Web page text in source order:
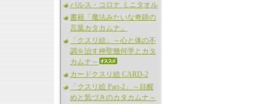
バルス・コロナ ミニタオル
書籍「魔法みたいな奇跡の
言葉カタカムナ」
「クスリ絵」～心と体の不
調を治す神聖幾何学とカタ
カムナ～
カードクスリ絵 CARD-2
「クスリ絵 Part-2」～目醒
めと気づきのカタカムナ～